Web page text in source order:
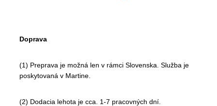
Doprava
(1) Preprava je možná len v rámci Slovenska. Služba je
poskytovaná v Martine.
(2) Dodacia lehota je cca. 1-7 pracovných dní.